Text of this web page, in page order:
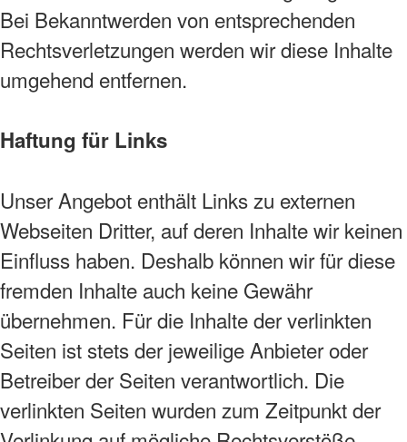
Bei Bekanntwerden von entsprechenden
Rechtsverletzungen werden wir diese Inhalte
umgehend entfernen.
Haftung für Links
Unser Angebot enthält Links zu externen
Webseiten Dritter, auf deren Inhalte wir keinen
Einfluss haben. Deshalb können wir für diese
fremden Inhalte auch keine Gewähr
übernehmen. Für die Inhalte der verlinkten
Seiten ist stets der jeweilige Anbieter oder
Betreiber der Seiten verantwortlich. Die
verlinkten Seiten wurden zum Zeitpunkt der